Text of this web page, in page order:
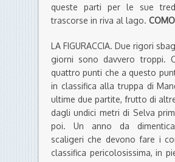
queste parti per le sue
trascorse in riva al lago.
LA FIGURACCIA. Due rigori
giorni sono davvero troppi.
quattro punti che a questo
in classifica alla truppa di
ultime due partite, frutto di
dagli undici metri di Selva
poi. Un anno da
scaligeri che devono fare i
classifica pericolosissima, in